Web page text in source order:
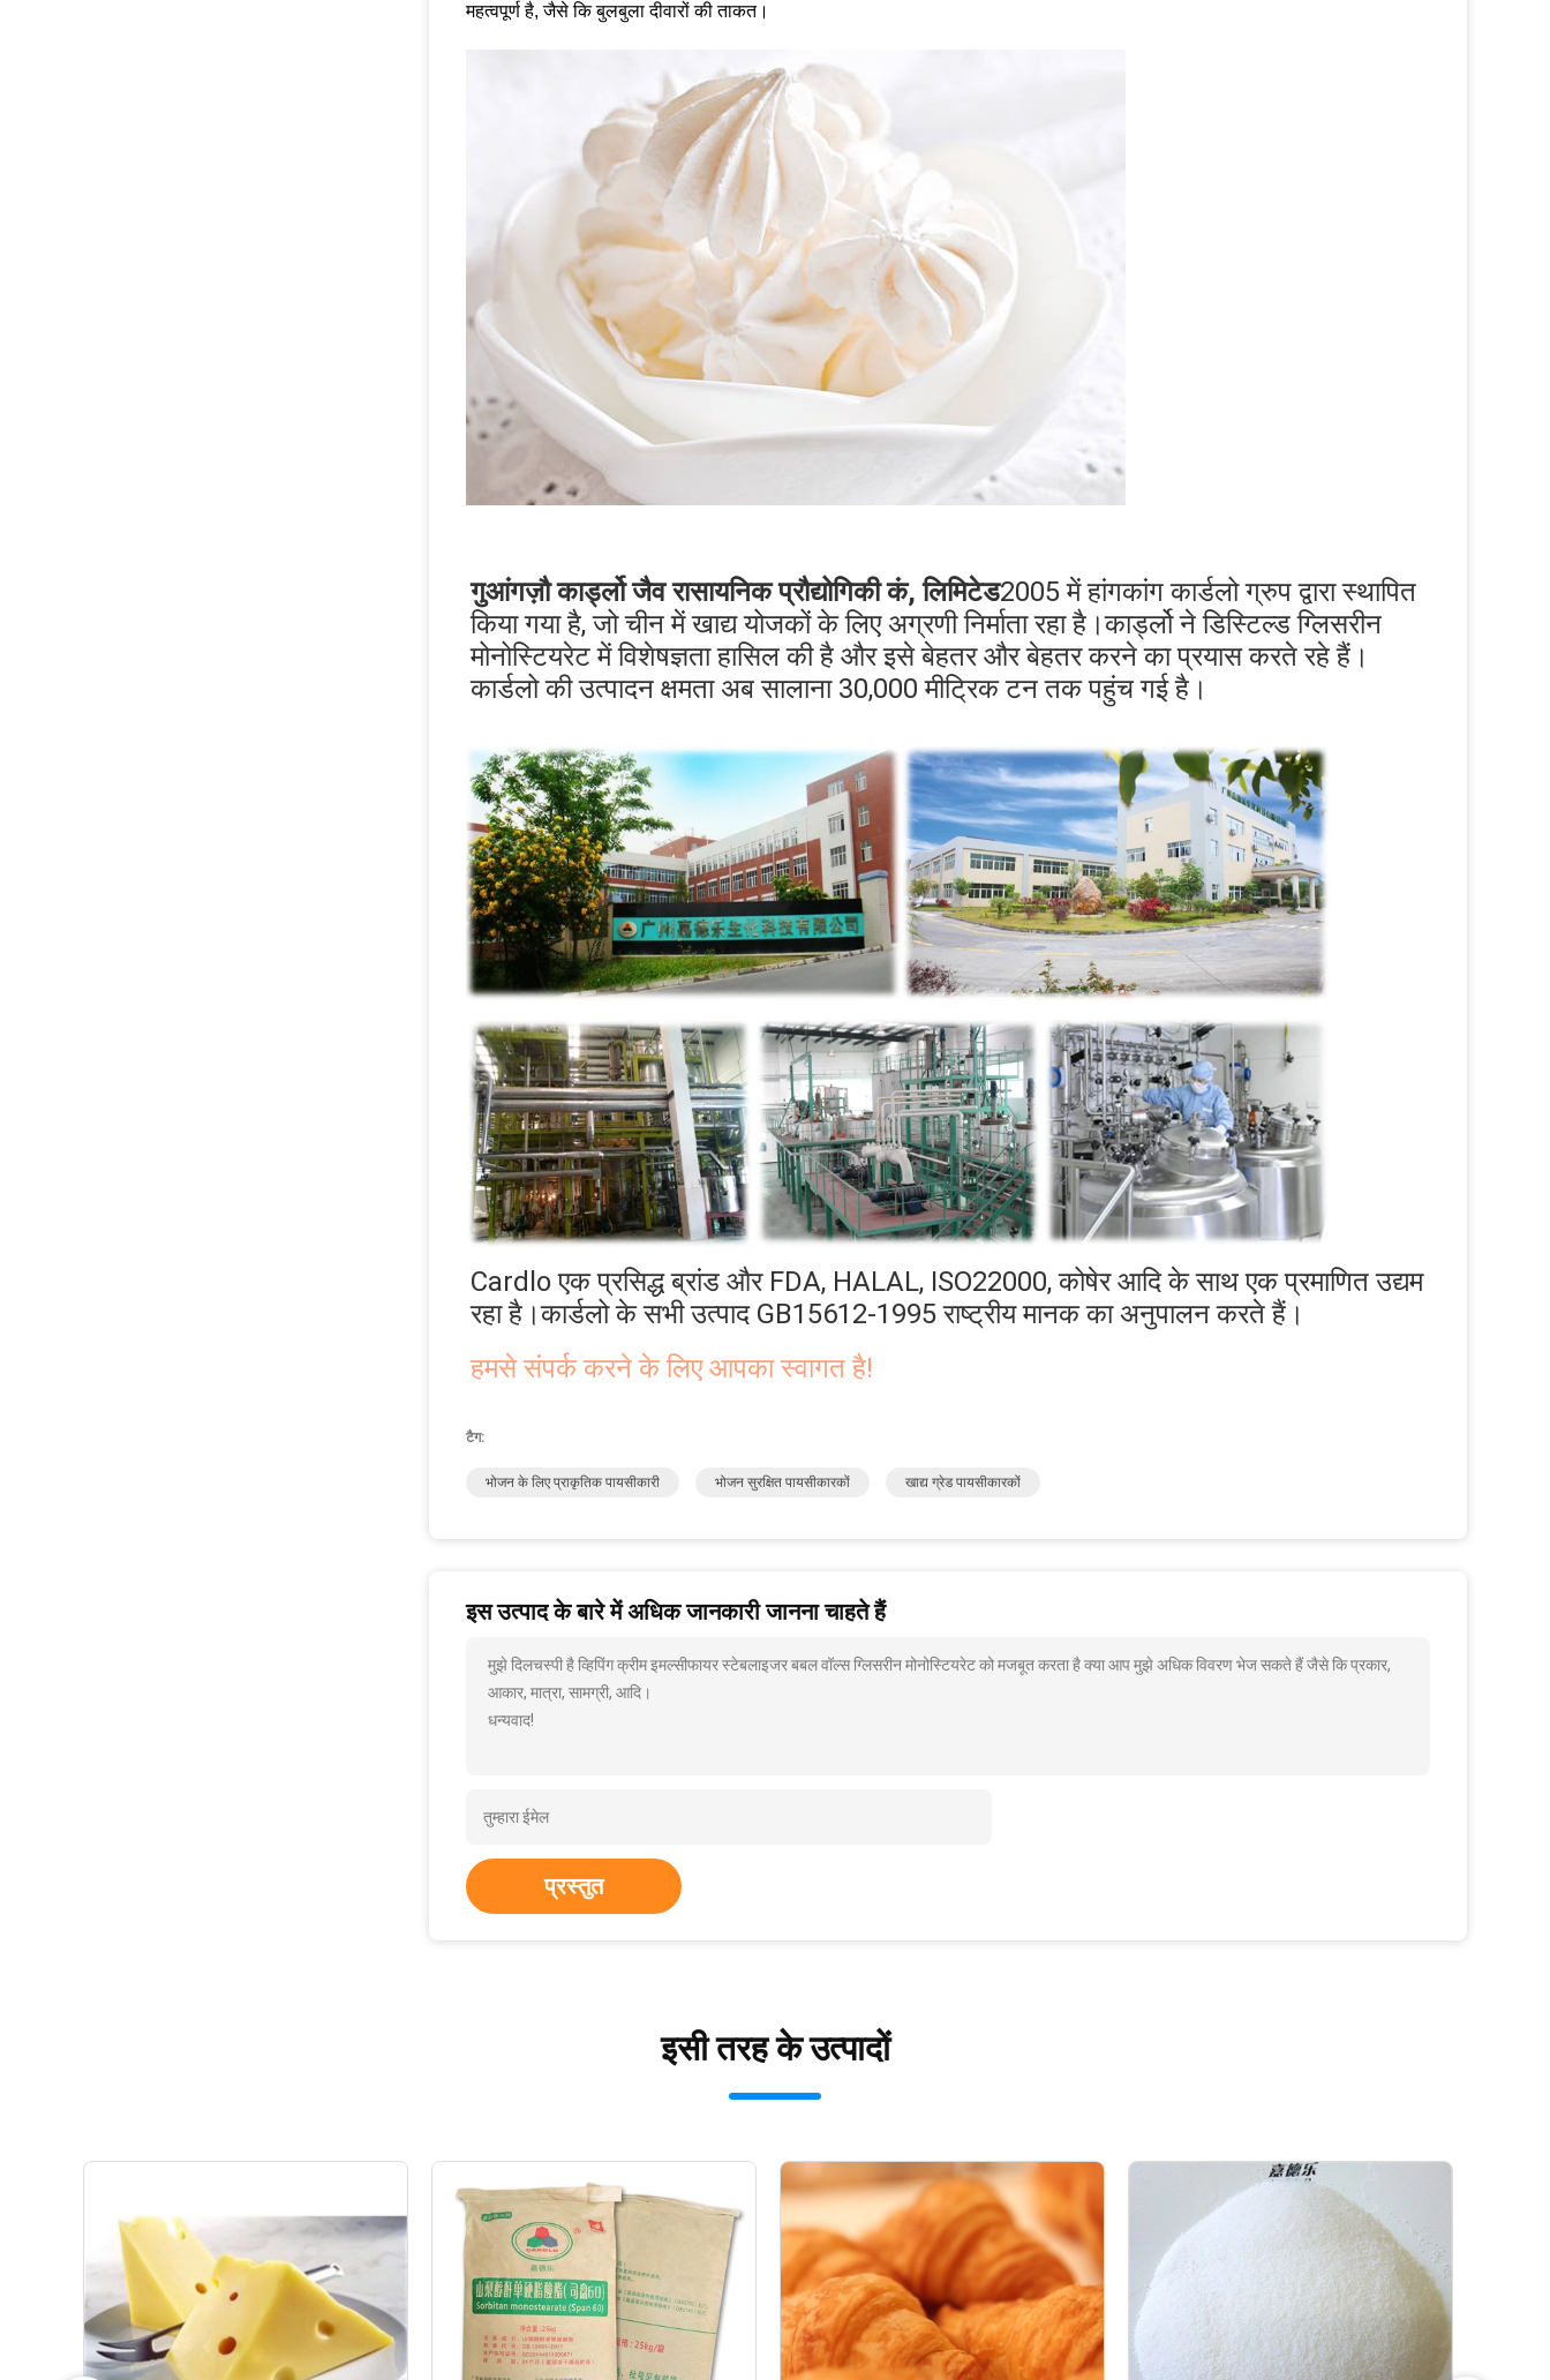
महत्वपूर्ण है, जैसे कि बुलबुला दीवारों की ताकत।
गुआंगज़ौ कार्ड्लो जैव रासायनिक प्रौद्योगिकी कं, लिमिटेड2005 में हांगकांग कार्डलो ग्रुप द्वारा स्थापित
किया गया है, जो चीन में खाद्य योजकों के लिए अग्रणी निर्माता रहा है।कार्ड्लो ने डिस्टिल्ड ग्लिसरीन
मोनोस्टियरेट में विशेषज्ञता हासिल की है और इसे बेहतर और बेहतर करने का प्रयास करते रहे हैं।
कार्डलो की उत्पादन क्षमता अब सालाना 30,000 मीट्रिक टन तक पहुंच गई है।
Cardlo एक प्रसिद्ध ब्रांड और FDA, HALAL, ISO22000, कोषेर आदि के साथ एक प्रमाणित उद्यम
रहा है।कार्डलो के सभी उत्पाद GB15612-1995 राष्ट्रीय मानक का अनुपालन करते हैं।
हमसे संपर्क करने के लिए आपका स्वागत है!
टैग:
भोजन के लिए प्राकृतिक पायसीकारी भोजन सुरक्षित पायसीकारकों खाद्य ग्रेड पायसीकारकों
इस उत्पाद के बारे में अधिक जानकारी जानना चाहते हैं
मुझे दिलचस्पी है व्हिपिंग क्रीम इमल्सीफायर स्टेबलाइजर बबल वॉल्स ग्लिसरीन मोनोस्टियरेट को मजबूत करता है क्या आप मुझे अधिक विवरण भेज सकते हैं जैसे कि प्रकार,
आकार, मात्रा, सामग्री, आदि।
धन्यवाद!
प्रस्तुत
इसी तरह के उत्पादों